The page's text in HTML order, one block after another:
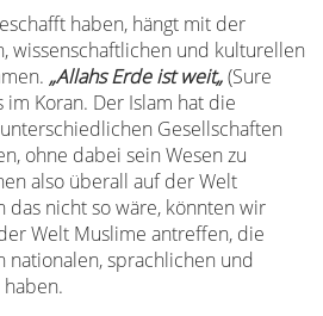
haben, hängt mit der
wissenschaftlichen und kulturellen
„Allahs Erde ist weit„(Sure
Koran. Der Islam hat die
Gesellschaften
ohne dabei sein Wesen zu
also überall auf der Welt
das nicht so wäre, könnten wir
Welt Muslime antreffen, die
sprachlichen und